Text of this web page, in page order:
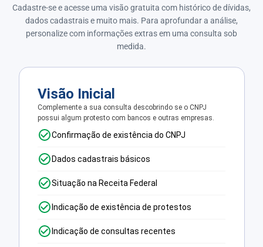
Cadastre-se e acesse uma visão gratuita com histórico de dívidas,
dados cadastrais e muito mais. Para aprofundar a análise,
personalize com informações extras em uma consulta sob
medida.
Visão Inicial
Complemente a sua consulta descobrindo se o CNPJ
possui algum protesto com bancos e outras empresas.
Confirmação de existência do CNPJ
Dados cadastrais básicos
Situação na Receita Federal
Indicação de existência de protestos
Indicação de consultas recentes